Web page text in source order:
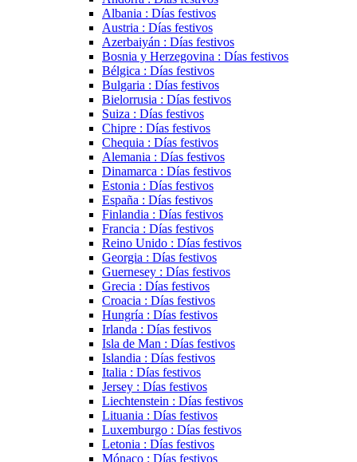
Albania : Días festivos
Austria : Días festivos
Azerbaiyán : Días festivos
Bosnia y Herzegovina : Días festivos
Bélgica : Días festivos
Bulgaria : Días festivos
Bielorrusia : Días festivos
Suiza : Días festivos
Chipre : Días festivos
Chequia : Días festivos
Alemania : Días festivos
Dinamarca : Días festivos
Estonia : Días festivos
España : Días festivos
Finlandia : Días festivos
Francia : Días festivos
Reino Unido : Días festivos
Georgia : Días festivos
Guernesey : Días festivos
Grecia : Días festivos
Croacia : Días festivos
Hungría : Días festivos
Irlanda : Días festivos
Isla de Man : Días festivos
Islandia : Días festivos
Italia : Días festivos
Jersey : Días festivos
Liechtenstein : Días festivos
Lituania : Días festivos
Luxemburgo : Días festivos
Letonia : Días festivos
Mónaco : Días festivos